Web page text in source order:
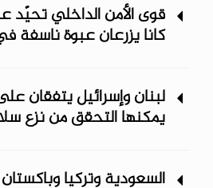
قوى الأمن الداخلي
كانا يزرعان عبوة ناسفة
لبنان وإسرائيل يتفقان
يمكنها التحقق من نزع
السعودية وتركيا